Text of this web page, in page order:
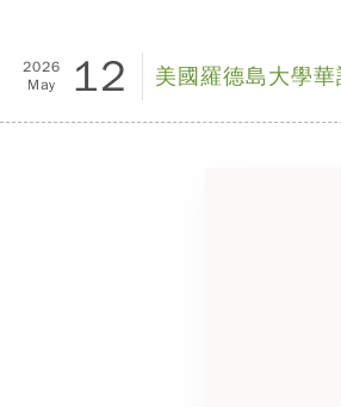
2026
May
12 美國羅德島大學